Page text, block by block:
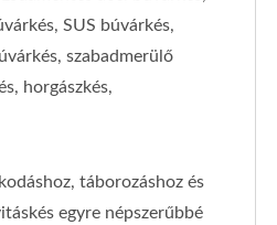
SUS búvárkés,
szabadmerülő
horgászkés,
táborozáshoz és
egyre népszerűbbé